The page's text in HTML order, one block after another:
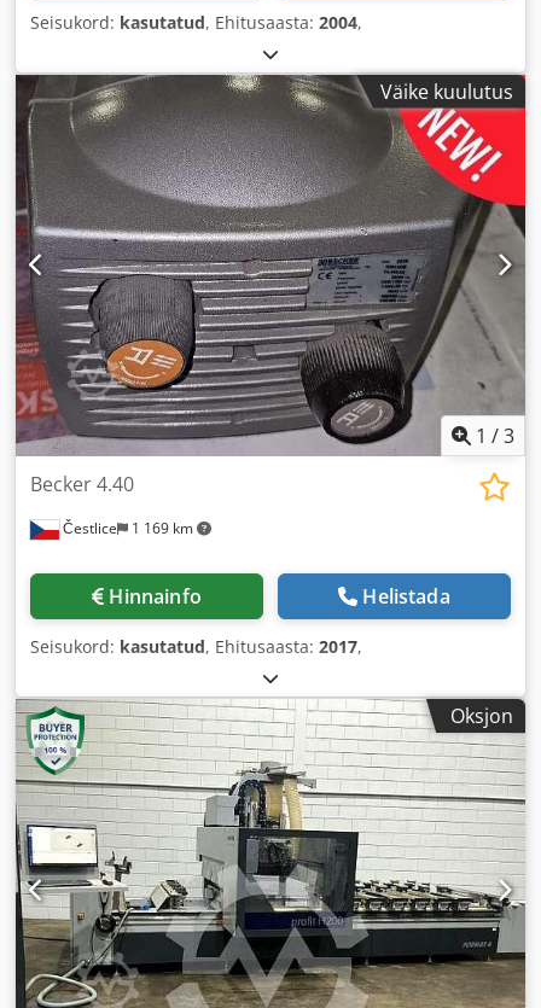
Seisukord: kasutatud, Ehitusaasta: 2004,
Väike kuulutus
1 /3
Čestlice 1 169 km
Becker 4.40
Hinnainfo Helistada
Seisukord: kasutatud, Ehitusaasta: 2017,
Oksjon